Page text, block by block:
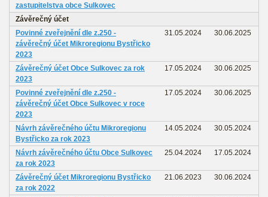
zastupitelstva obce Sulkovec
Závěrečný účet
Povinné zveřejnění dle z.250 -
závěrečný účet Mikroregionu Bystřicko
2023
31.05.2024 30.06.2025
Závěrečný účet Obce Sulkovec za rok
2023
17.05.2024 30.06.2025
Povinné zveřejnění dle z.250 -
závěrečný účet Obce Sulkovec v roce
2023
17.05.2024 30.06.2025
Návrh závěrečného účtu Mikroregionu
Bystřicko za rok 2023
14.05.2024 30.05.2024
Návrh závěrečného účtu Obce Sulkovec
za rok 2023
25.04.2024 17.05.2024
Závěrečný účet Mikroregionu Bystřicko
za rok 2022
21.06.2023 30.06.2024